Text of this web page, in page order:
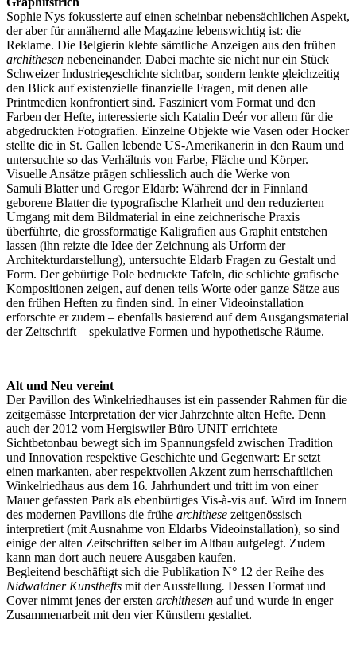
Sophie Nys fokussierte auf einen scheinbar nebensächlichen Aspekt,
der aber für annähernd alle Magazine lebenswichtig ist: die
Reklame. Die Belgierin klebte sämtliche Anzeigen aus den frühen
archithesen nebeneinander. Dabei machte sie nicht nur ein Stück
Schweizer Industriegeschichte sichtbar, sondern lenkte gleichzeitig
den Blick auf existenzielle finanzielle Fragen, mit denen alle
Printmedien konfrontiert sind. Fasziniert vom Format und den
Farben der Hefte, interessierte sich Katalin Deér vor allem für die
abgedruckten Fotografien. Einzelne Objekte wie Vasen oder Hocker
stellte die in St. Gallen lebende US-Amerikanerin in den Raum und
untersuchte so das Verhältnis von Farbe, Fläche und Körper.
Visuelle Ansätze prägen schliesslich auch die Werke von
Samuli Blatter und Gregor Eldarb: Während der in Finnland
geborene Blatter die typografische Klarheit und den reduzierten
Umgang mit dem Bildmaterial in eine zeichnerische Praxis
überführte, die grossformatige Kaligrafien aus Graphit entstehen
lassen (ihn reizte die Idee der Zeichnung als Urform der
Architekturdarstellung), untersuchte Eldarb Fragen zu Gestalt und
Form. Der gebürtige Pole bedruckte Tafeln, die schlichte grafische
Kompositionen zeigen, auf denen teils Worte oder ganze Sätze aus
den frühen Heften zu finden sind. In einer Videoinstallation
erforschte er zudem – ebenfalls basierend auf dem Ausgangsmaterial
der Zeitschrift – spekulative Formen und hypothetische Räume.
Alt und Neu vereint
Der Pavillon des Winkelriedhauses ist ein passender Rahmen für die
zeitgemässe Interpretation der vier Jahrzehnte alten Hefte. Denn
auch der 2012 vom Hergiswiler Büro UNIT errichtete
Sichtbetonbau bewegt sich im Spannungsfeld zwischen Tradition
und Innovation respektive Geschichte und Gegenwart: Er setzt
einen markanten, aber respektvollen Akzent zum herrschaftlichen
Winkelriedhaus aus dem 16. Jahrhundert und tritt im von einer
Mauer gefassten Park als ebenbürtiges Vis-à-vis auf. Wird im Innern
des modernen Pavillons die frühe archithese zeitgenössisch
interpretiert (mit Ausnahme von Eldarbs Videoinstallation), so sind
einige der alten Zeitschriften selber im Altbau aufgelegt. Zudem
kann man dort auch neuere Ausgaben kaufen.
Begleitend beschäftigt sich die Publikation N° 12 der Reihe des
Nidwaldner Kunsthefts mit der Ausstellung. Dessen Format und
Cover nimmt jenes der ersten archithesen auf und wurde in enger
Zusammenarbeit mit den vier Künstlern gestaltet.